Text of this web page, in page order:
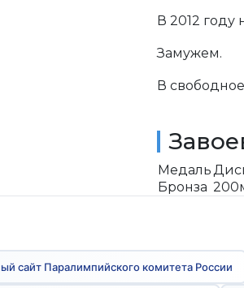
В 2012
Замужем.
В
Медаль
Бронза
сайт Паралимпийского комитета России